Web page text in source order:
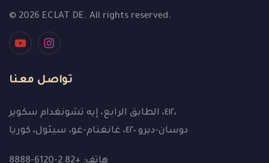
© 2026 ECLAT DE. All rights reserved.
تواصل معنا
٤١٢، الطابق الرابع، إيه تشونغدام سكوير،
دوسان-ديرو ٤٢٠، غانغنام-غو، سيئول، كوريا